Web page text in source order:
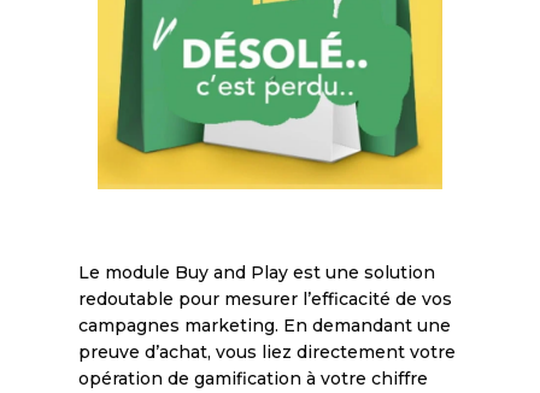
Le module Buy and Play est une solution
redoutable pour mesurer l’efficacité de vos
campagnes marketing. En demandant une
preuve d’achat, vous liez directement votre
opération de gamification à votre chiffre